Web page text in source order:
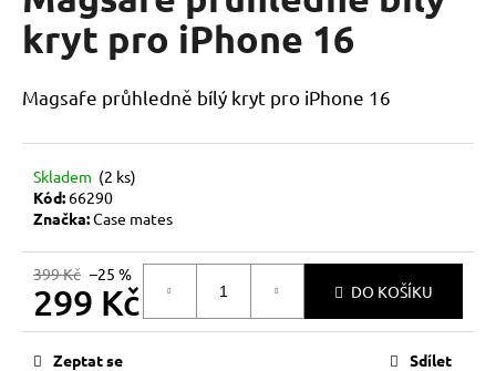
0,0
hvězdiček.
kryt pro iPhone 16
Magsafe průhledně bílý kryt pro iPhone 16
Skladem (2 ks)
Kód: 66290
Značka:Case mates
399 Kč –25 %
299 Kč
Měrná
DO KOŠÍKU
Zeptat se Sdílet
a
j
í
t
?
HLEDAT
D